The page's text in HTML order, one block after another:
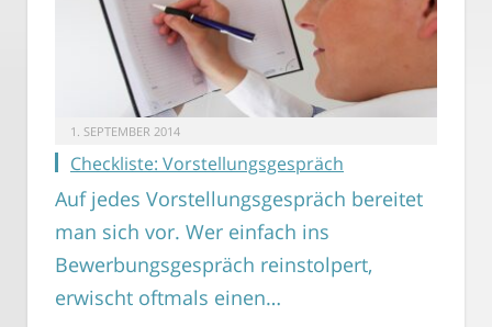
1. SEPTEMBER 2014
Checkliste: Vorstellungsgespräch
Auf jedes Vorstellungsgespräch bereitet
man sich vor. Wer einfach ins
Bewerbungsgespräch reinstolpert,
erwischt oftmals einen…